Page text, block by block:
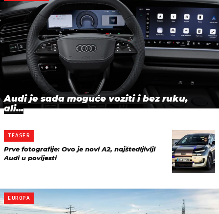
Audi je sada moguće voziti i bez ruku,
ali...
TEASER
Prve fotografije: Ovo je novi A2, najštedljiviji
Audi u povijesti
EUROPA